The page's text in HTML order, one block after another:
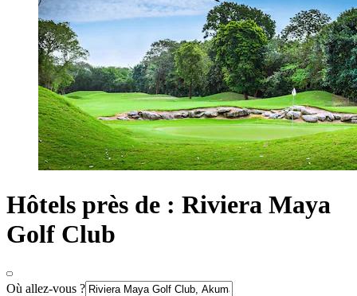
Hôtels près de : Riviera Maya
Golf Club
Où allez-vous ?